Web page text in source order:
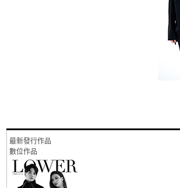
最新發行作品
數位作品